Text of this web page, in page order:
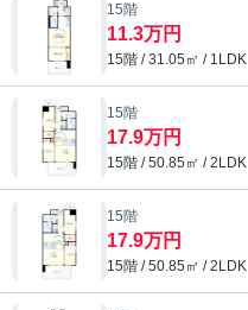
15階
11.3万円
15階 / 31.05㎡ / 1LDK
15階
17.9万円
15階 / 50.85㎡ / 2LDK
15階
17.9万円
15階 / 50.85㎡ / 2LDK